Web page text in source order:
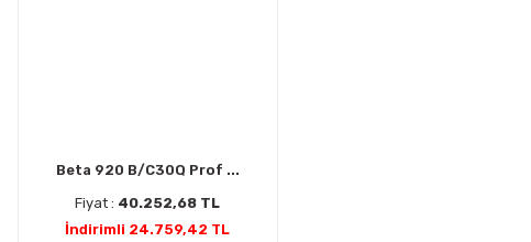
Beta 920 B/C30Q Prof ...
Fiyat : 40.252,68 TL
İndirimli 24.759,42 TL